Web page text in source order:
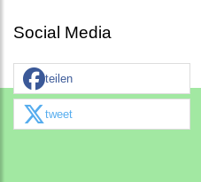
Social Media
teilen
tweet